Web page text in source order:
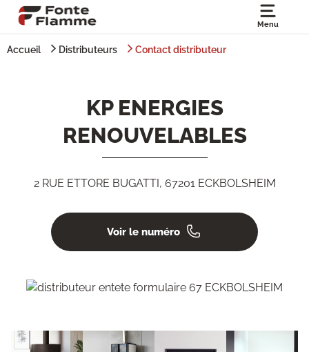
Menu
Accueil Distributeurs Contact distributeur
KP ENERGIES
RENOUVELABLES
2 RUE ETTORE BUGATTI, 67201 ECKBOLSHEIM
Voir le numéro